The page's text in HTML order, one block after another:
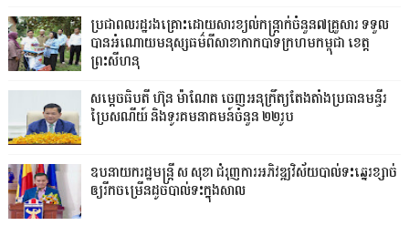
ប្រជាពលរដ្ឋរងគ្រោះដោយសារខ្យល់កន្ត្រាក់ចំនួន៧គ្រួសារ ទទួល
បានអំណោយមនុស្សធម៌ពីសាខាកាកបាទក្រហមកម្ពុជា ខេត្ត
ព្រះសីហនុ
សម្តេចធិបតី ហ៊ុន ម៉ាណែត ចេញអនុក្រឹត្យតែងតាំងប្រធានមន្ទីរ
ប្រៃសណីយ៍ និងទូរគមនាគមន៍ចំនួន ២២រូប
ឧបនាយករដ្ឋមន្ដ្រី ស សុខា ជំរុញការអភិវឌ្ឍវិស័យបាល់ទះឆ្នេរខ្សាច់
ឲ្យរីកចម្រើនដូចបាល់ទះក្នុងសាល